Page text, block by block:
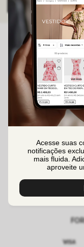
Acesse suas
notificações
mais fluida.
aproveite
(47) 99630-0557
segunda à sexta das
DÚVIDAS
Formas de
Entrega
Trocas e
Quem Somos
Perguntas
MINHA CONTA
Meus Pedidos